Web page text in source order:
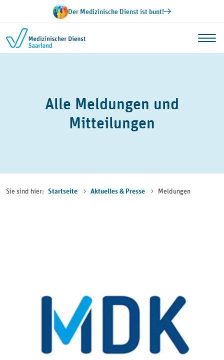
Zum Inhalt springenDer Medizinische Dienst ist bunt!
Alle Meldungen und
Mitteilungen
Sie sind hier: Startseite Aktuelles & Presse Meldungen